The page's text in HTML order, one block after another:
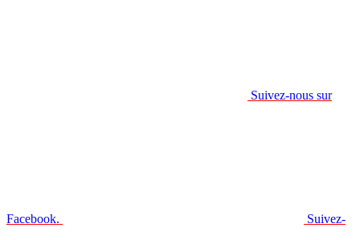
Suivez-nous sur
Facebook. Suivez-